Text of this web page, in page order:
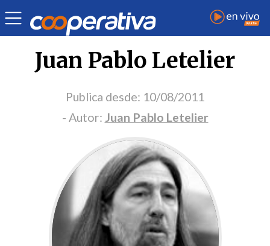
Portada Opinión
Juan Pablo Letelier
Publica desde: 10/08/2011
- Autor: Juan Pablo Letelier